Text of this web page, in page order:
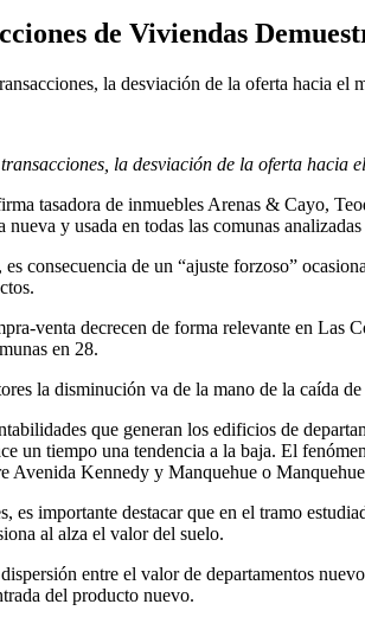
de Viviendas
la desviación de la oferta hacia el
la desviación de la oferta hacia
tasadora de inmuebles Arenas & Cayo,
nueva y usada en todas las comunas
consecuencia de un “ajuste forzoso”
venta decrecen de forma relevante en
en 28.
la disminución va de la mano de la caída
que generan los edificios de
un tiempo una tendencia a la baja. El
Avenida Kennedy y Manquehue o
es importante destacar que en el tramo
al alza el valor del suelo.
entre el valor de departamentos
del producto nuevo.